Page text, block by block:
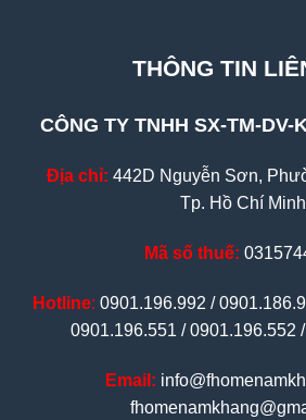
THÔNG TIN
CÔNG TY TNHH SX-TM-DV-
Địa chỉ: 442D Nguyễn Sơn,
Tp. Hồ Chí Minh
Mã số thuế:
Hotline: 0901.196.992 /
0901.196.551 / 0901.196.552
Email: